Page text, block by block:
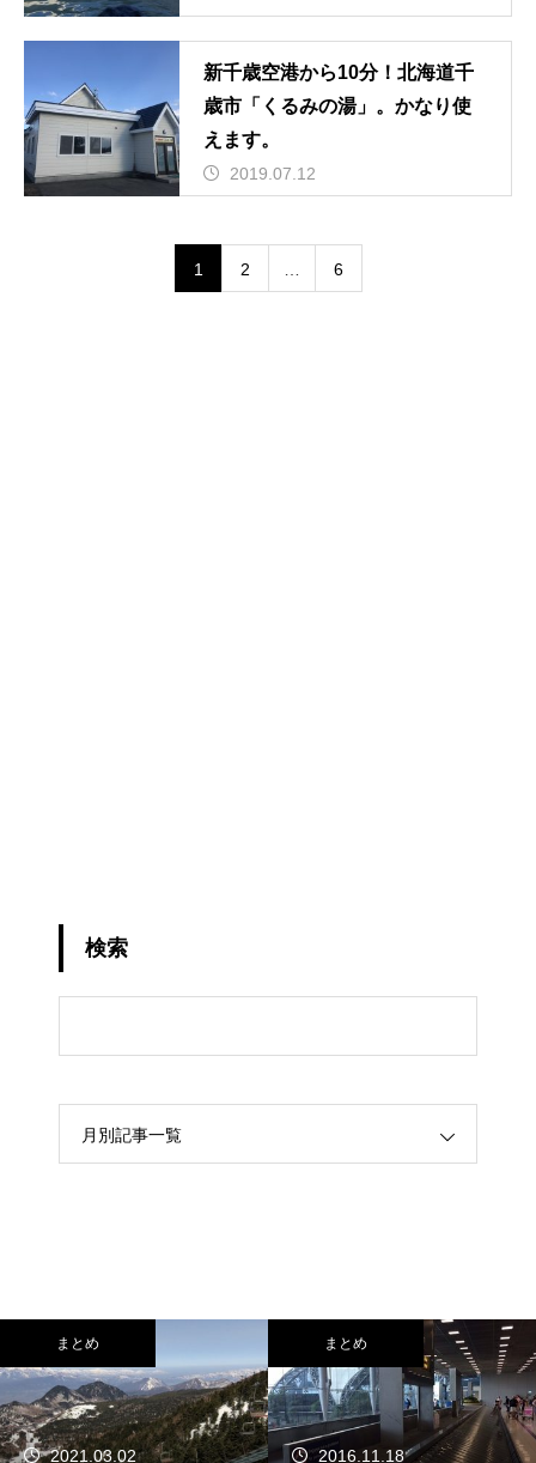
新千歳空港から10分！北海道千
歳市「くるみの湯」。かなり使
えます。
2019.07.12
1 2 6
検索
月別記事一覧
まとめ
2021.03.02
まとめ
2016.11.18